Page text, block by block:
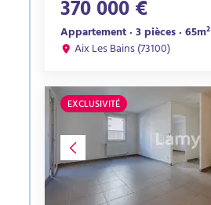
370 000 €
Appartement · 3 pièces · 65m²
Aix Les Bains (73100)
EXCLUSIVITÉ